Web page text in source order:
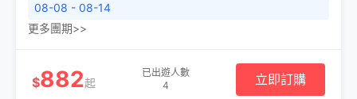
08-08 - 08-14
更多團期>>
$882起
已出遊人數
4
立即訂購